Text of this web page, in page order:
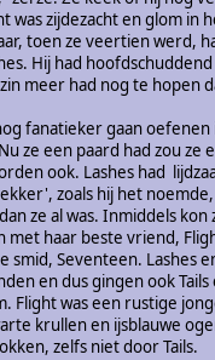
was zijdezacht en glom in
toen ze veertien werd,
Hij had
meer had nog te hopen
fanatieker gaan oefenen
ze een paard had zou ze
ook. Lashes had
zoals hij het
ze al was. Inmiddels kon
met haar beste vriend,
smid, Seventeen. Lashes
en dus gingen ook Tails
Flight was een rustige
krullen en ijsblauwe
zelfs niet door Tails.